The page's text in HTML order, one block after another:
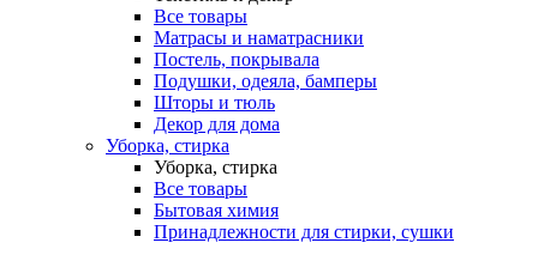
Все товары
Матрасы и наматрасники
Постель, покрывала
Подушки, одеяла, бамперы
Шторы и тюль
Декор для дома
Уборка, стирка
Уборка, стирка
Все товары
Бытовая химия
Принадлежности для стирки, сушки